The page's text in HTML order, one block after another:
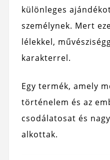
különleges
személynek. Mert
lélekkel,
karakterrel.
Egy termék, amely
történelem és az
csodálatosat és
alkottak.